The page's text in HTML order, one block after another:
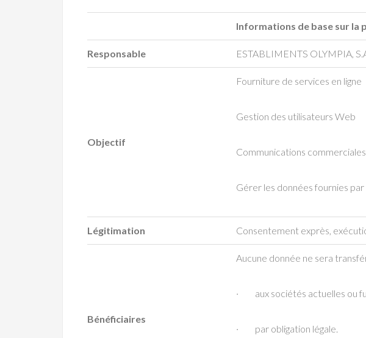
Informations de base sur la
Responsable ESTABLIMENTS OLYMPIA,
Objectif
Fourniture de services en ligne
Gestion des utilisateurs Web
Communications
Gérer les données fournies
Légitimation Consentement exprès,
Bénéficiaires
Aucune donnée ne sera
· aux sociétés actuelles ou
· par obligation légale.